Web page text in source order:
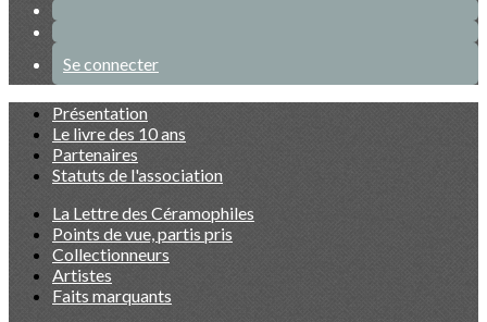
Se connecter
Présentation
Le livre des 10 ans
Partenaires
Statuts de l'association
La Lettre des Céramophiles
Points de vue, partis pris
Collectionneurs
Artistes
Faits marquants